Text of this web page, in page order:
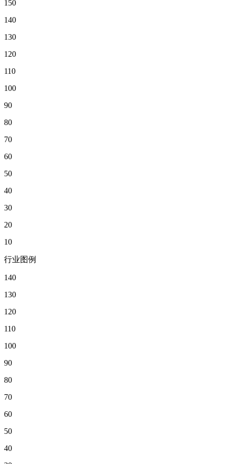
150
140
130
120
110
100
90
80
70
60
50
40
30
20
10
行业图例
140
130
120
110
100
90
80
70
60
50
40